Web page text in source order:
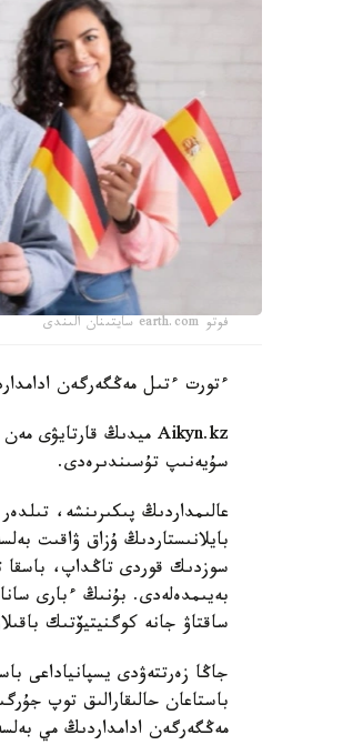
فوتو earth.com سايتىنان الىندى
ءتورت ءتىل مەڭگەرگەن ادامداردىڭ ميى 13 جىلعا
سۇيەنىپ تۇسىندىرەدى.
عالىمداردىڭ پىكىرىنشە،
بايلانىستاردىڭ ۇزاق ۋاقىت
سوزدىك قوردى تاڭداپ، باسقا
بەيىمدەلەدى. بۇنىڭ ءبارى
ساقتاۋ جانە كوگنيتيۆتىك
جاڭا زەرتتەۋدى يسپانياداعى
مەڭگەرگەن ادامداردىڭ مي